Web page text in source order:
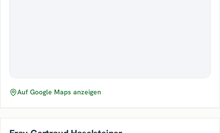
Auf Google Maps anzeigen